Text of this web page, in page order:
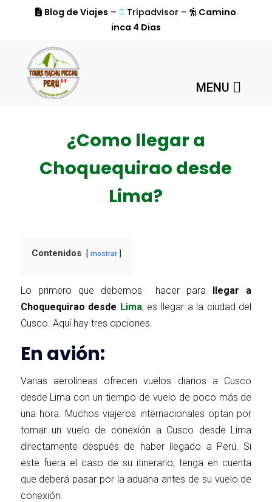
Blog de Viajes – Tripadvisor –
Camino
inca 4 Dias
MENU
¿Como llegar a
Choquequirao desde
Lima?
Contenidos mostrar
Lo primero que debemos hacer para llegar a
Choquequirao desde Lima, es llegar a la ciudad del
Cusco. Aquí hay tres opciones.
En avión:
Varias aerolíneas ofrecen vuelos diarios a Cusco
desde Lima con un tiempo de vuelo de poco más de
una hora. Muchos viajeros internacionales optan por
tomar un vuelo de conexión a Cusco desde Lima
directamente después de haber llegado a Perú. Si
este fuera el caso de su itinerario, tenga en cuenta
que deberá pasar por la aduana antes de su vuelo de
conexión.